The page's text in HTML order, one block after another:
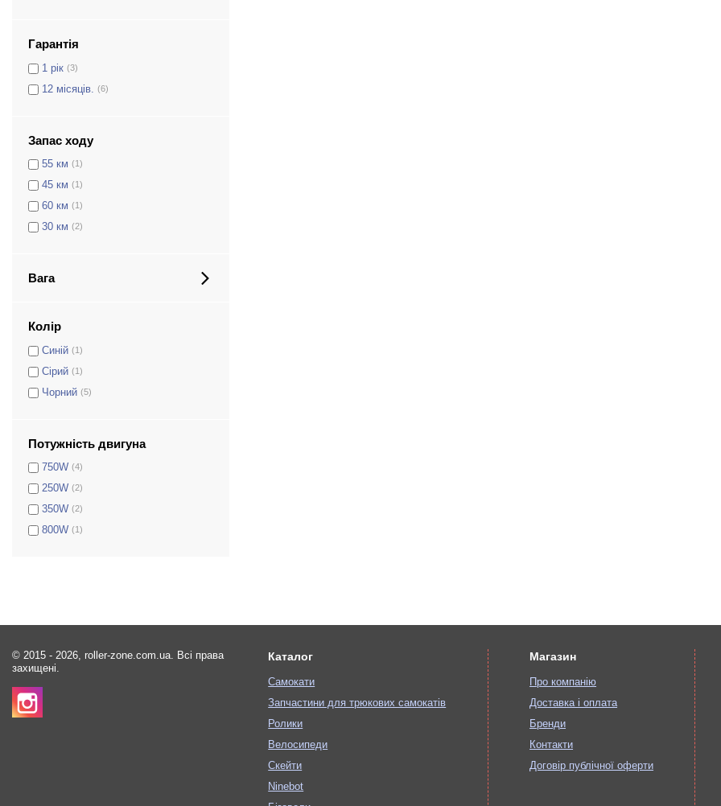
Гарантія
1 рік (3)
12 місяців. (6)
Запас ходу
55 км (1)
45 км (1)
60 км (1)
30 км (2)
Вага
Колір
Синій (1)
Сірий (1)
Чорний (5)
Потужність двигуна
750W (4)
250W (2)
350W (2)
800W (1)
© 2015 - 2026, roller-zone.com.ua. Всі права
захищені.
Каталог
Самокати
Запчастини для трюкових самокатів
Ролики
Велосипеди
Скейти
Ninebot
Магазин
Про компанію
Доставка і оплата
Бренди
Контакти
Договір публічної оферти